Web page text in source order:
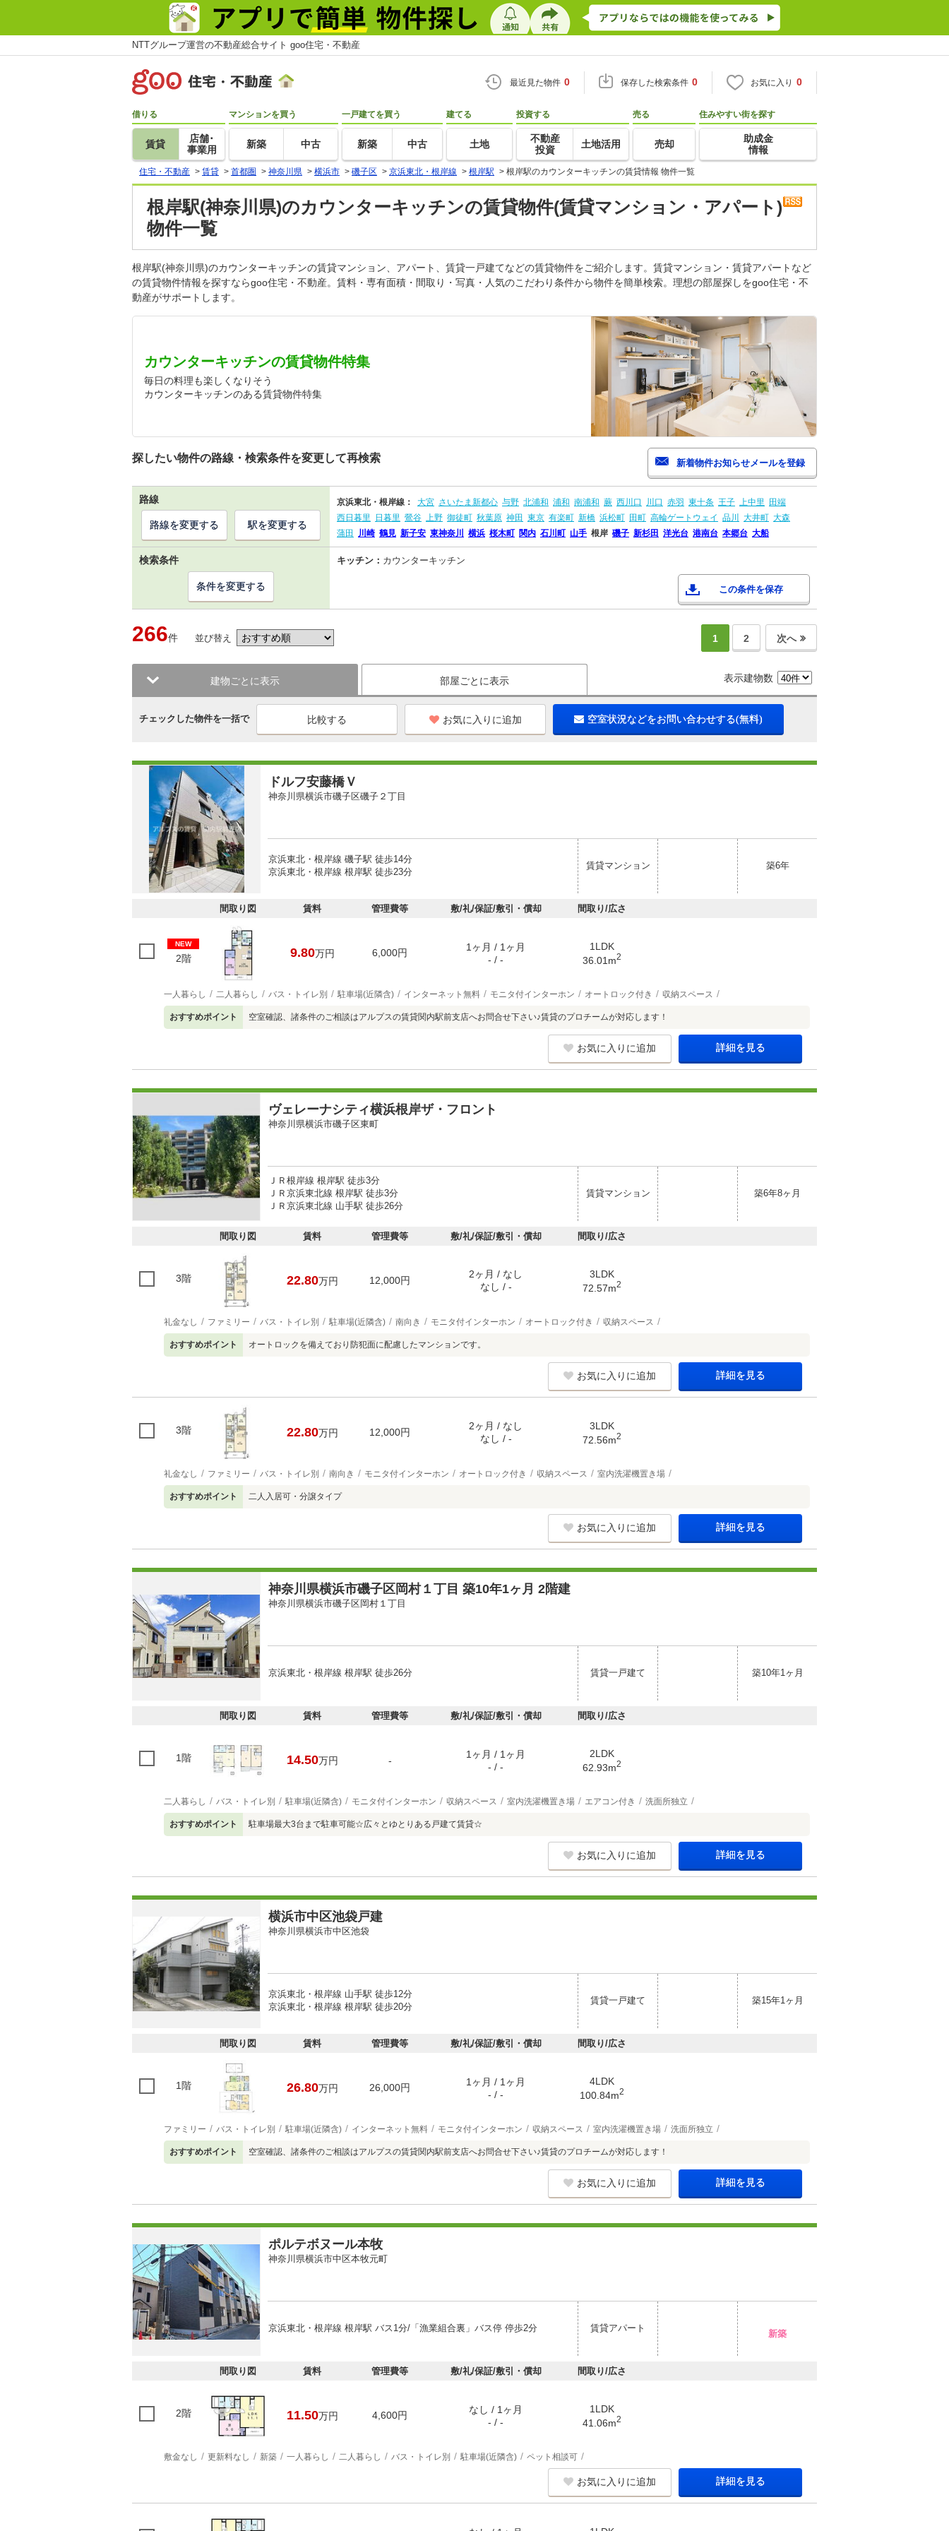
NTTグループ運営の不動産総合サイト goo住宅・不動産
最近見た物件 0 保存した検索条件 0 お気に入り 0
借りる
賃貸
店舗･
事業用
マンションを買う
新築 中古
一戸建てを買う
新築 中古
建てる
土地
投資する
不動産
投資
土地活用
売る
売却
住みやすい街を探す
助成金
情報
住宅・不動産 > 賃貸 > 首都圏 > 神奈川県 > 横浜市 > 磯子区 > 京浜東北・根岸線 > 根岸駅 > 根岸駅のカウンターキッチンの賃貸情報 物件一覧
根岸駅(神奈川県)のカウンターキッチンの賃貸物件(賃貸マンション・アパート)
物件一覧
根岸駅(神奈川県)のカウンターキッチンの賃貸マンション、アパート、賃貸一戸建てなどの賃貸物件をご紹介します。賃貸マンション・賃貸アパートなど
の賃貸物件情報を探すならgoo住宅・不動産。賃料・専有面積・間取り・写真・人気のこだわり条件から物件を簡単検索。理想の部屋探しをgoo住宅・不
動産がサポートします。
カウンターキッチンの賃貸物件特集
毎日の料理も楽しくなりそう
カウンターキッチンのある賃貸物件特集
探したい物件の路線・検索条件を変更して再検索
路線 京浜東北・根岸線： 大宮 さいたま新都心 与野 北浦和 浦和 南浦和 蕨 西川口 川口 赤羽 東十条 王子 上中里
田端
西日暮里
日暮里 鶯谷 上野 御徒町 秋葉原 神田 東京 有楽町 新橋 浜松町 田町 高輪ゲートウェイ 品川 大井町 大森
蒲田
川崎 鶴見 新子安 東神奈川 横浜 桜木町 関内 石川町 山手 根岸 磯子 新杉田 洋光台 港南台 本郷台 大船
路線を変更する 駅を変更する
検索条件 キッチン： カウンターキッチン
この条件を保存
条件を変更する
266件 並び替え 1 2 次へ
建物ごとに表示 部屋ごとに表示 表示建物数
チェックした物件を一括で お気に入りに追加 空室状況などをお問い合わせする(無料)
ドルフ安藤橋Ｖ
神奈川県横浜市磯子区磯子２丁目
京浜東北・根岸線 磯子駅 徒歩14分
京浜東北・根岸線 根岸駅 徒歩23分
賃貸マンション 築6年
間取り図 賃料 管理費等 敷/礼/保証/敷引・償却 間取り/広さ
NEW
2階 9.80万円 6,000円
1ヶ月 / 1ヶ月
- / -
1LDK
36.01m2
一人暮らし 二人暮らし バス・トイレ別 駐車場(近隣含) インターネット無料 モニタ付インターホン オートロック付き 収納スペース
おすすめポイント 空室確認、諸条件のご相談はアルプスの賃貸関内駅前支店へお問合せ下さい♪賃貸のプロチームが対応します！
お気に入りに追加 詳細を見る
ヴェレーナシティ横浜根岸ザ・フロント
神奈川県横浜市磯子区東町
ＪＲ根岸線 根岸駅 徒歩3分
ＪＲ京浜東北線 根岸駅 徒歩3分
ＪＲ京浜東北線 山手駅 徒歩26分
賃貸マンション 築6年8ヶ月
間取り図 賃料 管理費等 敷/礼/保証/敷引・償却 間取り/広さ
3階 22.80万円 12,000円
2ヶ月 / なし
なし / -
3LDK
72.57m2
礼金なし ファミリー バス・トイレ別 駐車場(近隣含) 南向き モニタ付インターホン オートロック付き 収納スペース
おすすめポイント オートロックを備えており防犯面に配慮したマンションです。
お気に入りに追加 詳細を見る
3階 22.80万円 12,000円
2ヶ月 / なし
なし / -
3LDK
72.56m2
礼金なし ファミリー バス・トイレ別 南向き モニタ付インターホン オートロック付き 収納スペース 室内洗濯機置き場
おすすめポイント 二人入居可・分譲タイプ
お気に入りに追加 詳細を見る
神奈川県横浜市磯子区岡村１丁目 築10年1ヶ月 2階建
神奈川県横浜市磯子区岡村１丁目
京浜東北・根岸線 根岸駅 徒歩26分 賃貸一戸建て 築10年1ヶ月
間取り図 賃料 管理費等 敷/礼/保証/敷引・償却 間取り/広さ
1階 14.50万円 -
1ヶ月 / 1ヶ月
- / -
2LDK
62.93m2
二人暮らし バス・トイレ別 駐車場(近隣含) モニタ付インターホン 収納スペース 室内洗濯機置き場 エアコン付き 洗面所独立
おすすめポイント 駐車場最大3台まで駐車可能☆広々とゆとりある戸建て賃貸☆
お気に入りに追加 詳細を見る
横浜市中区池袋戸建
神奈川県横浜市中区池袋
京浜東北・根岸線 山手駅 徒歩12分
京浜東北・根岸線 根岸駅 徒歩20分
賃貸一戸建て 築15年1ヶ月
間取り図 賃料 管理費等 敷/礼/保証/敷引・償却 間取り/広さ
1階 26.80万円 26,000円
1ヶ月 / 1ヶ月
- / -
4LDK
100.84m2
ファミリー バス・トイレ別 駐車場(近隣含) インターネット無料 モニタ付インターホン 収納スペース 室内洗濯機置き場 洗面所独立
おすすめポイント 空室確認、諸条件のご相談はアルプスの賃貸関内駅前支店へお問合せ下さい♪賃貸のプロチームが対応します！
お気に入りに追加 詳細を見る
ポルテボヌール本牧
神奈川県横浜市中区本牧元町
京浜東北・根岸線 根岸駅 バス1分/「漁業組合裏」バス停 停歩2分 賃貸アパート
新築
間取り図 賃料 管理費等 敷/礼/保証/敷引・償却 間取り/広さ
2階 11.50万円 4,600円
なし / 1ヶ月
- / -
1LDK
41.06m2
敷金なし 更新料なし 新築 一人暮らし 二人暮らし バス・トイレ別 駐車場(近隣含) ペット相談可
お気に入りに追加 詳細を見る